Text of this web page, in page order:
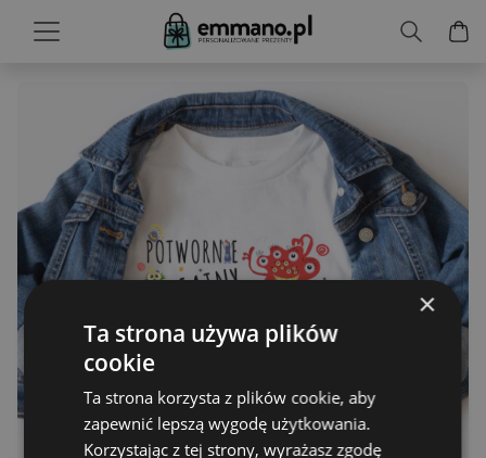
×
Ta strona używa plików
cookie
Ta strona korzysta z plików cookie, aby
zapewnić lepszą wygodę użytkowania.
Korzystając z tej strony, wyrażasz zgodę